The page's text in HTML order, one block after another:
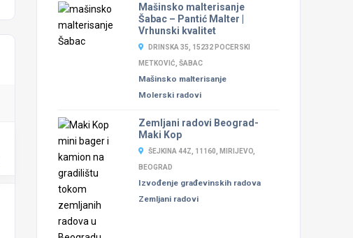
Mašinsko malterisanje
Šabac – Pantić Malter |
Vrhunski kvalitet
DRINSKA 35, 15232 POCERSKI
METKOVIĆ, ŠABAC
Mašinsko malterisanje
Molerski radovi
Zemljani radovi Beograd-
Maki Kop
ŠEJKINA 44Z, 11160, MIRIJEVO,
BEOGRAD
Izvođenje građevinskih radova
Zemljani radovi